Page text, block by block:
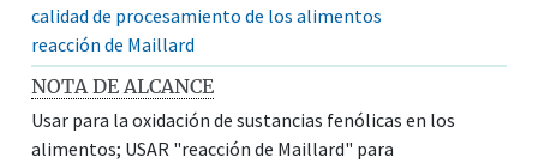
calidad de procesamiento de los alimentos
reacción de Maillard
NOTA DE ALCANCE
Usar para la oxidación de sustancias fenólicas en los
alimentos; USAR "reacción de Maillard" para